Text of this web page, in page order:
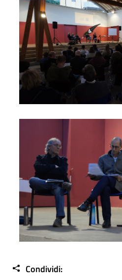
Condividi: